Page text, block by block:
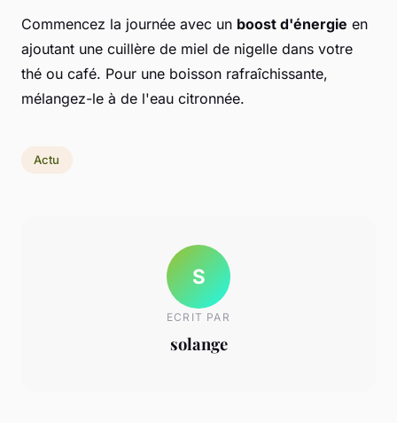
Commencez la journée avec un boost d'énergie en
ajoutant une cuillère de miel de nigelle dans votre
thé ou café. Pour une boisson rafraîchissante,
mélangez-le à de l'eau citronnée.
Actu
S
ECRIT PAR
solange